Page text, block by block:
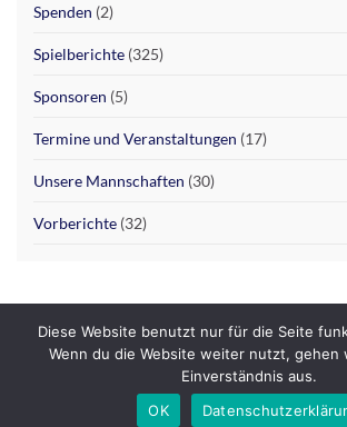
Spenden (2)
Spielberichte (325)
Sponsoren (5)
Termine und Veranstaltungen (17)
Unsere Mannschaften (30)
Vorberichte (32)
© 2026 SHG Hofgeismar / Grebenstein.
Graphene Themes.
Diese Website benutzt nur für die Seite
Wenn du die Website weiter nutzt, gehen
Einverständnis aus.
OK